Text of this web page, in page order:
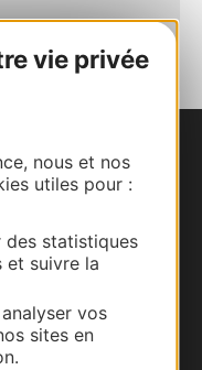
vie privée
nous et nos
utiles pour :
des statistiques
et suivre la
vos
sites en